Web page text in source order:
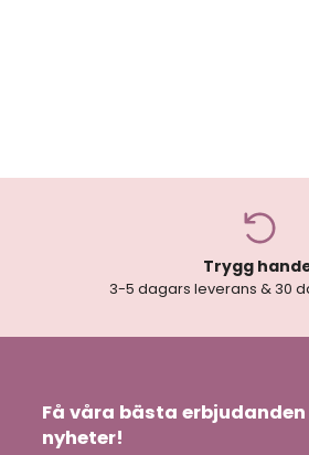
Trygg
3-5 dagars leverans & 30
Få våra bästa
nyheter!